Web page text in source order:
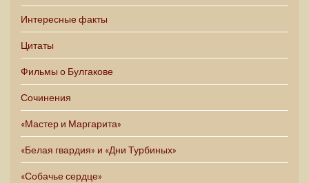
Интересные факты
Цитаты
Фильмы о Булгакове
Сочинения
«Мастер и Маргарита»
«Белая гвардия» и «Дни Турбиных»
«Собачье сердце»